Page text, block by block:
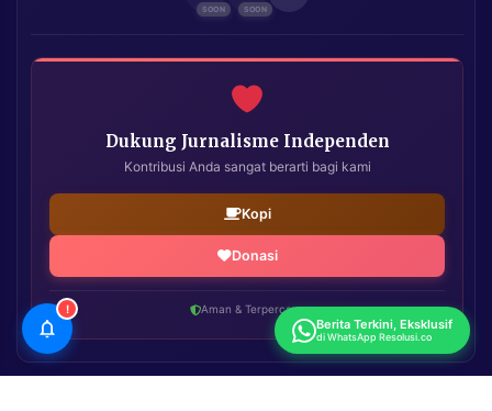
Dukung Jurnalisme Independen
Kontribusi Anda sangat berarti bagi kami
Kopi
Donasi
Aman & Terpercaya
!
Berita Terkini, Eksklusif
di WhatsApp Resolusi.co